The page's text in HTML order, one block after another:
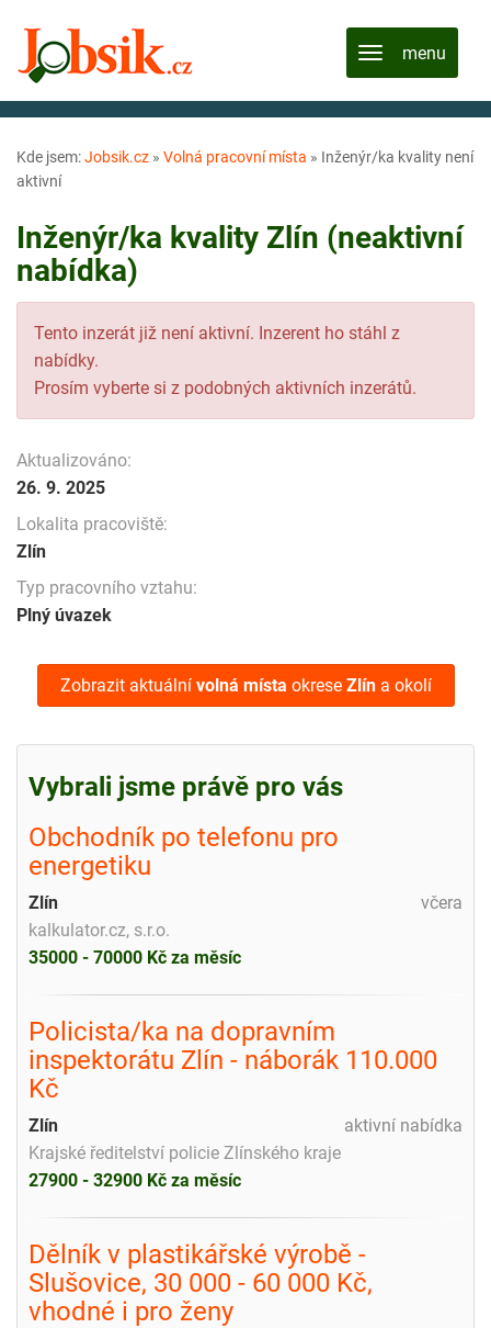
Kde jsem:Jobsik.cz » Volná pracovní místa » Inženýr/ka kvality není
aktivní
Inženýr/ka kvality Zlín (neaktivní
nabídka)
Tento inzerát již není aktivní. Inzerent ho stáhl z
nabídky.
Prosím vyberte si z podobných aktivních inzerátů.
Aktualizováno:
26. 9. 2025
Lokalita pracoviště:
Zlín
Typ pracovního vztahu:
Plný úvazek
Zobrazit aktuální volná místa okrese Zlína okolí
Vybrali jsme právě pro vás
Obchodník po telefonu pro
energetiku
včera
Zlín
kalkulator.cz, s.r.o.
35000 - 70000 Kč za měsíc
Policista/ka na dopravním
inspektorátu Zlín - náborák 110.000
Kč
aktivní nabídka
Zlín
Krajské ředitelství policie Zlínského kraje
27900 - 32900 Kč za měsíc
Dělník v plastikářské výrobě -
Slušovice, 30 000 - 60 000 Kč,
vhodné i pro ženy